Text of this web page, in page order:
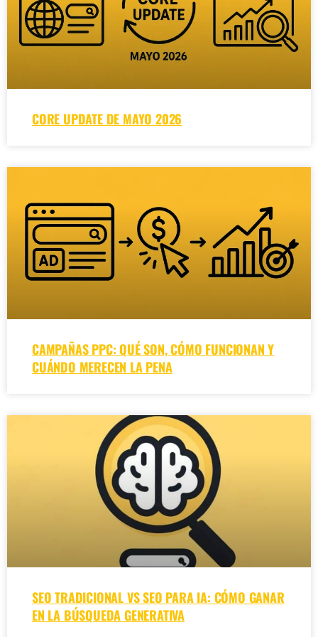
CORE UPDATE DE MAYO 2026
CAMPAÑAS PPC: QUÉ SON, CÓMO FUNCIONAN Y
CUÁNDO MERECEN LA PENA
SEO TRADICIONAL VS SEO PARA IA: CÓMO GANAR
EN LA BÚSQUEDA GENERATIVA